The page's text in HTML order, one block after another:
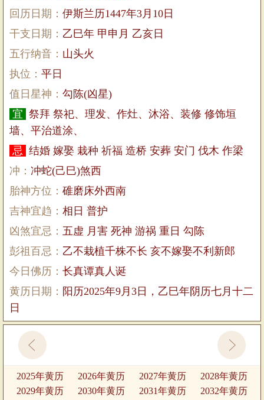
回历日期： 伊斯兰历1447年3月10日
干支日期： 乙巳年 甲申月 乙亥日
五行纳音： 山头火
执位： 平日
值日星神： 勾陈(凶星)
宜 祭拜 祭祀、理发、作灶、沐浴、装修 修饰垣
墙、平治道涂、
忌 结婚 嫁娶 栽种 祈福 造桥 安葬 安门 伐木 作梁
冲： 冲蛇(己巳)煞西
胎神方位： 碓磨床外西南
吉神宜趋： 相日 普护
凶煞宜忌： 五虚 月害 死神 游祸 重日 勾陈
彭祖百忌： 乙不栽植千株不长 亥不嫁娶不利新郎
今日佛历： 长真谭真人诞
黄历日期： 阳历2025年9月3日，乙巳年阴历七月十二
日
2025年黄历 2026年黄历 2027年黄历
2028年黄历
2029年黄历
2030年黄历 2031年黄历
2032年黄历